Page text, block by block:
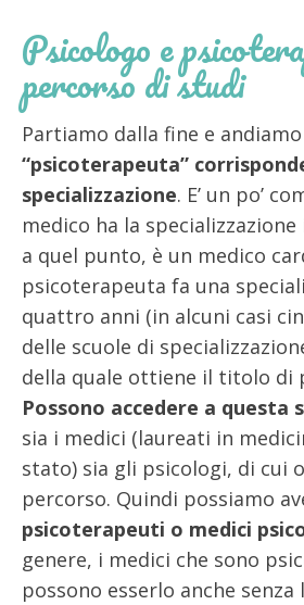
Psicologo e
percorso di studi
Partiamo dalla fine e
“psicoterapeuta”
specializzazione. E’ un po’
medico ha la
a quel punto, è un medico
psicoterapeuta fa una
quattro anni (in alcuni casi
delle scuole di
della quale ottiene il titolo di
Possono accedere a questa
sia i medici (laureati in
stato) sia gli psicologi, di cui
percorso. Quindi possiamo
psicoterapeuti o medici
genere, i medici che sono
possono esserlo anche senza